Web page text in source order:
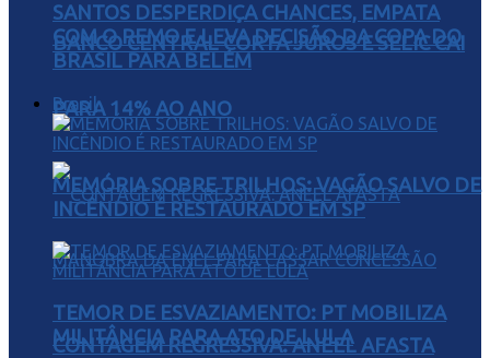
BANCO CENTRAL CORTA JUROS E SELIC CAI
PARA 14% AO ANO
CONTAGEM REGRESSIVA: ANEEL AFASTA
SANTOS DESPERDIÇA CHANCES, EMPATA
COM O REMO E LEVA DECISÃO DA COPA DO
BRASIL PARA BELÉM
Brasil
MEMÓRIA SOBRE TRILHOS: VAGÃO SALVO DE
INCÊNDIO É RESTAURADO EM SP
TEMOR DE ESVAZIAMENTO: PT MOBILIZA
MILITÂNCIA PARA ATO DE LULA